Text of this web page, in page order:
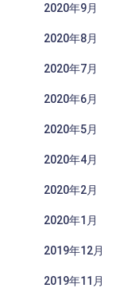
2020年9月
2020年8月
2020年7月
2020年6月
2020年5月
2020年4月
2020年2月
2020年1月
2019年12月
2019年11月